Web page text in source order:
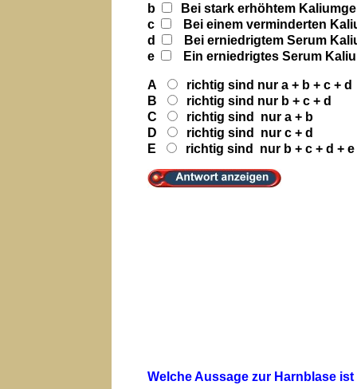
b
Bei stark erhöhtem
c
Bei einem verminderten
d
Bei erniedrigtem Serum
e
Ein erniedrigtes Serum
A
richtig sind nur a + b + c
B
richtig sind nur b + c + d
C
richtig sind nur a + b
D
richtig sind nur c + d
E
richtig sind nur b + c + d +
Welche Aussage zur Harnblase